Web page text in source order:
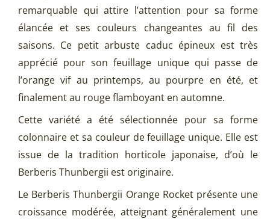
remarquable qui attire l’attention pour sa forme
élancée et ses couleurs changeantes au fil des
saisons. Ce petit arbuste caduc épineux est très
apprécié pour son feuillage unique qui passe de
l’orange vif au printemps, au pourpre en été, et
finalement au rouge flamboyant en automne.
Cette variété a été sélectionnée pour sa forme
colonnaire et sa couleur de feuillage unique. Elle est
issue de la tradition horticole japonaise, d’où le
Berberis Thunbergii est originaire.
Le Berberis Thunbergii Orange Rocket présente une
croissance modérée, atteignant généralement une